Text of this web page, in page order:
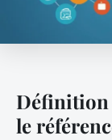
Définition
le